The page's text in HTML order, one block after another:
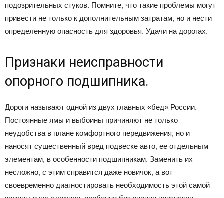
подозрительных стуков. Помните, что такие проблемы могут
привести не только к дополнительным затратам, но и нести
определенную опасность для здоровья. Удачи на дорогах.
Признаки неисправности
опорного подшипника.
Дороги называют одной из двух главных «бед» России.
Постоянные ямы и выбоины причиняют не только
неудобства в плане комфортного передвижения, но и
наносят существенный вред подвеске авто, ее отдельным
элементам, в особенности подшипникам. Заменить их
несложно, с этим справится даже новичок, а вот
своевременно диагностировать необходимость этой самой